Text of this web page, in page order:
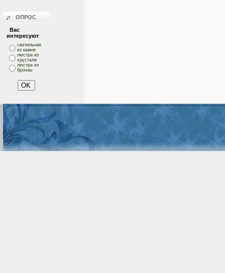
ОПРОС
Вас
интересуют
светильник
из камня
люстра из
хрусталя
люстра из
бронзы